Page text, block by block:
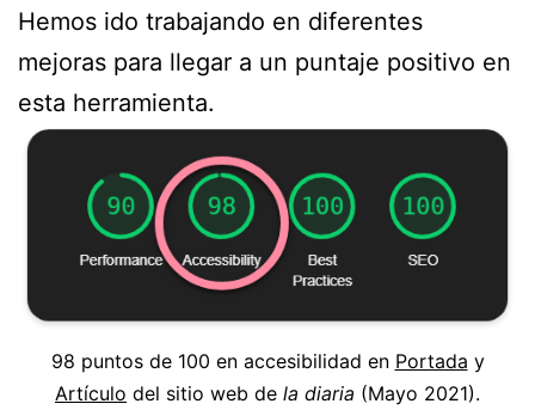
Hemos ido trabajando en diferentes
mejoras para llegar a un puntaje positivo en
esta herramienta.
98 puntos de 100 en accesibilidad en Portada y
Artículo del sitio web de la diaria (Mayo 2021).